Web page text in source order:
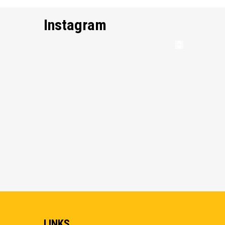
Instagram